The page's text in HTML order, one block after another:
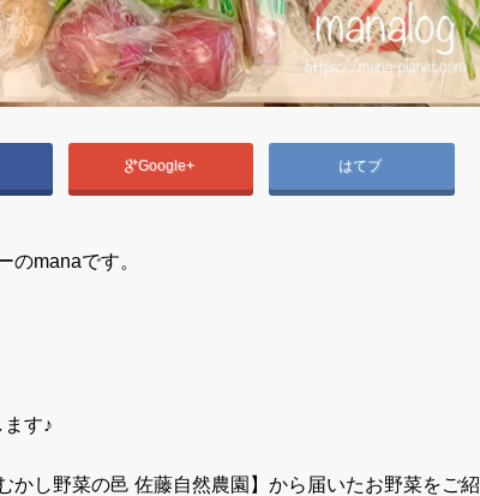
Google+ はてブ
のmanaです。
す♪
かし野菜の邑 佐藤自然農園】から届いたお野菜をご紹